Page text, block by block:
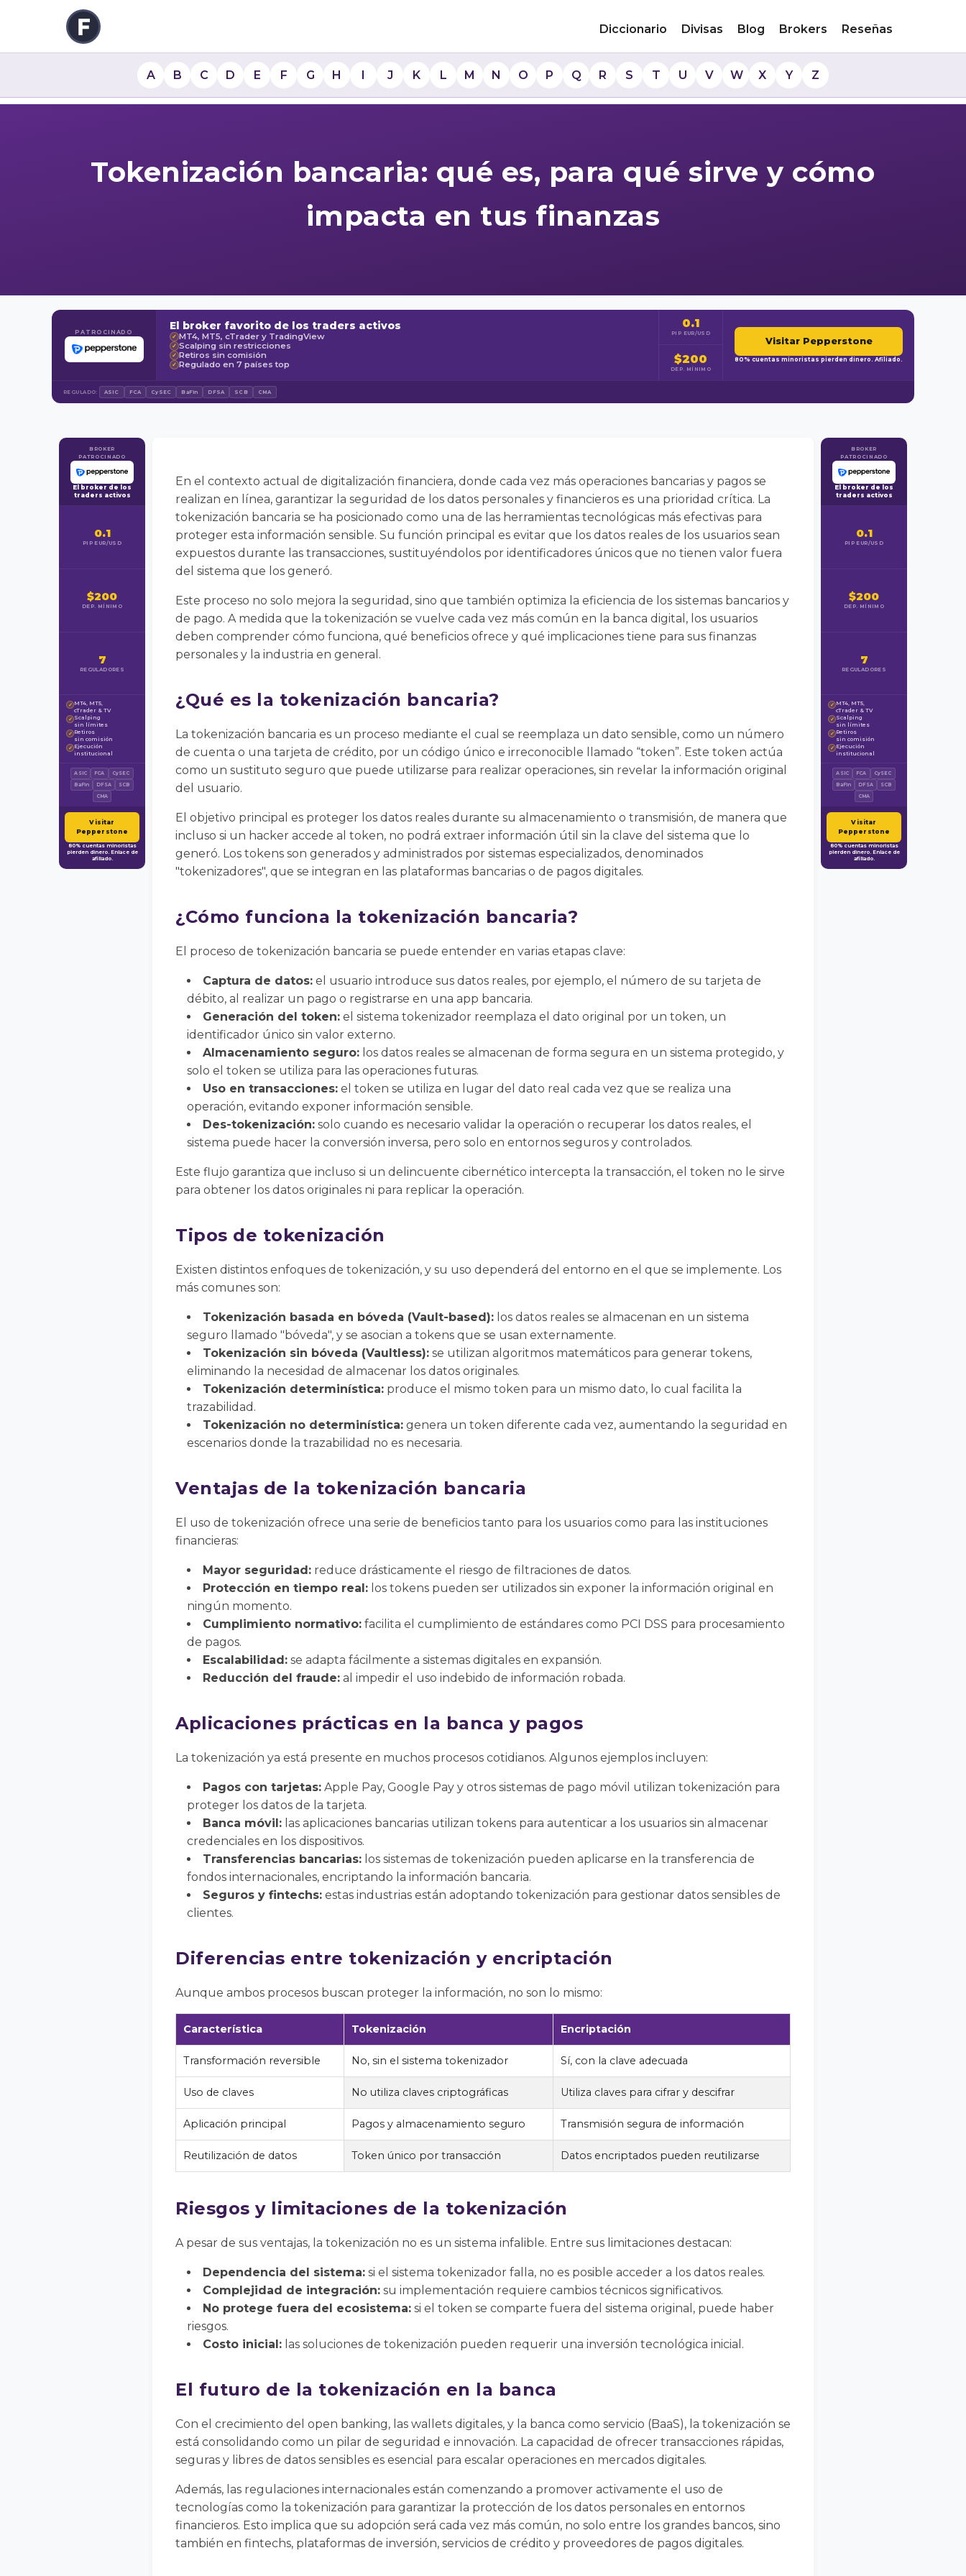
Diccionario Divisas Blog Brokers Reseñas
A B C D E F G H I J K L M N O P Q R S T U V W X Y Z
Tokenización bancaria: qué es, para qué sirve y cómo
impacta en tus finanzas
PATROCINADO El broker favorito de los traders activos
✓ MT4, MT5, cTrader y TradingView
✓ Scalping sin restricciones
✓ Retiros sin comisión
✓ Regulado en 7 países top
0.1
PIP EUR/USD
$200
DEP. MÍNIMO
Visitar Pepperstone
80% cuentas minoristas pierden dinero. Afiliado.
REGULADO: ASIC FCA CySEC BaFin DFSA SCB CMA
BROKER
PATROCINADO
El broker de los
traders activos
0.1
PIP EUR/USD
$200
DEP. MÍNIMO
7
REGULADORES
✓ MT4, MT5,
cTrader & TV
✓ Scalping
sin límites
✓ Retiros
sin comisión
✓ Ejecución
institucional
ASIC FCA
CySEC
BaFin
DFSA
SCB
CMA
Visitar
Pepperstone
80% cuentas minoristas
pierden dinero. Enlace de
afiliado.
En el contexto actual de digitalización financiera, donde cada vez más operaciones bancarias y pagos se
realizan en línea, garantizar la seguridad de los datos personales y financieros es una prioridad crítica. La
tokenización bancaria se ha posicionado como una de las herramientas tecnológicas más efectivas para
proteger esta información sensible. Su función principal es evitar que los datos reales de los usuarios sean
expuestos durante las transacciones, sustituyéndolos por identificadores únicos que no tienen valor fuera
del sistema que los generó.
Este proceso no solo mejora la seguridad, sino que también optimiza la eficiencia de los sistemas bancarios y
de pago. A medida que la tokenización se vuelve cada vez más común en la banca digital, los usuarios
deben comprender cómo funciona, qué beneficios ofrece y qué implicaciones tiene para sus finanzas
personales y la industria en general.
¿Qué es la tokenización bancaria?
La tokenización bancaria es un proceso mediante el cual se reemplaza un dato sensible, como un número
de cuenta o una tarjeta de crédito, por un código único e irreconocible llamado “token”. Este token actúa
como un sustituto seguro que puede utilizarse para realizar operaciones, sin revelar la información original
del usuario.
El objetivo principal es proteger los datos reales durante su almacenamiento o transmisión, de manera que
incluso si un hacker accede al token, no podrá extraer información útil sin la clave del sistema que lo
generó. Los tokens son generados y administrados por sistemas especializados, denominados
"tokenizadores", que se integran en las plataformas bancarias o de pagos digitales.
¿Cómo funciona la tokenización bancaria?
El proceso de tokenización bancaria se puede entender en varias etapas clave:
Captura de datos: el usuario introduce sus datos reales, por ejemplo, el número de su tarjeta de
débito, al realizar un pago o registrarse en una app bancaria.
Generación del token: el sistema tokenizador reemplaza el dato original por un token, un
identificador único sin valor externo.
Almacenamiento seguro: los datos reales se almacenan de forma segura en un sistema protegido, y
solo el token se utiliza para las operaciones futuras.
Uso en transacciones: el token se utiliza en lugar del dato real cada vez que se realiza una
operación, evitando exponer información sensible.
Des-tokenización: solo cuando es necesario validar la operación o recuperar los datos reales, el
sistema puede hacer la conversión inversa, pero solo en entornos seguros y controlados.
Este flujo garantiza que incluso si un delincuente cibernético intercepta la transacción, el token no le sirve
para obtener los datos originales ni para replicar la operación.
Tipos de tokenización
Existen distintos enfoques de tokenización, y su uso dependerá del entorno en el que se implemente. Los
más comunes son:
Tokenización basada en bóveda (Vault-based): los datos reales se almacenan en un sistema
seguro llamado "bóveda", y se asocian a tokens que se usan externamente.
Tokenización sin bóveda (Vaultless): se utilizan algoritmos matemáticos para generar tokens,
eliminando la necesidad de almacenar los datos originales.
Tokenización determinística: produce el mismo token para un mismo dato, lo cual facilita la
trazabilidad.
Tokenización no determinística: genera un token diferente cada vez, aumentando la seguridad en
escenarios donde la trazabilidad no es necesaria.
Ventajas de la tokenización bancaria
El uso de tokenización ofrece una serie de beneficios tanto para los usuarios como para las instituciones
financieras:
Mayor seguridad: reduce drásticamente el riesgo de filtraciones de datos.
Protección en tiempo real: los tokens pueden ser utilizados sin exponer la información original en
ningún momento.
Cumplimiento normativo: facilita el cumplimiento de estándares como PCI DSS para procesamiento
de pagos.
Escalabilidad: se adapta fácilmente a sistemas digitales en expansión.
Reducción del fraude: al impedir el uso indebido de información robada.
Aplicaciones prácticas en la banca y pagos
La tokenización ya está presente en muchos procesos cotidianos. Algunos ejemplos incluyen:
Pagos con tarjetas: Apple Pay, Google Pay y otros sistemas de pago móvil utilizan tokenización para
proteger los datos de la tarjeta.
Banca móvil: las aplicaciones bancarias utilizan tokens para autenticar a los usuarios sin almacenar
credenciales en los dispositivos.
Transferencias bancarias: los sistemas de tokenización pueden aplicarse en la transferencia de
fondos internacionales, encriptando la información bancaria.
Seguros y fintechs: estas industrias están adoptando tokenización para gestionar datos sensibles de
clientes.
Diferencias entre tokenización y encriptación
Aunque ambos procesos buscan proteger la información, no son lo mismo:
Característica Tokenización Encriptación
Transformación reversible No, sin el sistema tokenizador Sí, con la clave adecuada
Uso de claves No utiliza claves criptográficas Utiliza claves para cifrar y descifrar
Aplicación principal Pagos y almacenamiento seguro Transmisión segura de información
Reutilización de datos Token único por transacción Datos encriptados pueden reutilizarse
Riesgos y limitaciones de la tokenización
A pesar de sus ventajas, la tokenización no es un sistema infalible. Entre sus limitaciones destacan:
Dependencia del sistema: si el sistema tokenizador falla, no es posible acceder a los datos reales.
Complejidad de integración: su implementación requiere cambios técnicos significativos.
No protege fuera del ecosistema: si el token se comparte fuera del sistema original, puede haber
riesgos.
Costo inicial: las soluciones de tokenización pueden requerir una inversión tecnológica inicial.
El futuro de la tokenización en la banca
Con el crecimiento del open banking, las wallets digitales, y la banca como servicio (BaaS), la tokenización se
está consolidando como un pilar de seguridad e innovación. La capacidad de ofrecer transacciones rápidas,
seguras y libres de datos sensibles es esencial para escalar operaciones en mercados digitales.
Además, las regulaciones internacionales están comenzando a promover activamente el uso de
tecnologías como la tokenización para garantizar la protección de los datos personales en entornos
financieros. Esto implica que su adopción será cada vez más común, no solo entre los grandes bancos, sino
también en fintechs, plataformas de inversión, servicios de crédito y proveedores de pagos digitales.
BROKER
PATROCINADO
El broker de los
traders activos
0.1
PIP EUR/USD
$200
DEP. MÍNIMO
7
REGULADORES
✓ MT4, MT5,
cTrader & TV
✓ Scalping
sin límites
✓ Retiros
sin comisión
✓ Ejecución
institucional
ASIC FCA
CySEC
BaFin
DFSA
SCB
CMA
Visitar
Pepperstone
80% cuentas minoristas
pierden dinero. Enlace de
afiliado.